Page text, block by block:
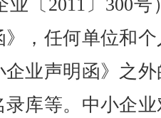
业〔2011〕300
》，任何单位和
业声明函》之
库等。中小企